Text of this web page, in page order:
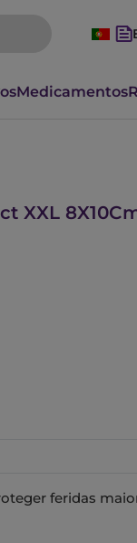
Medicamentos
XXL
feridas